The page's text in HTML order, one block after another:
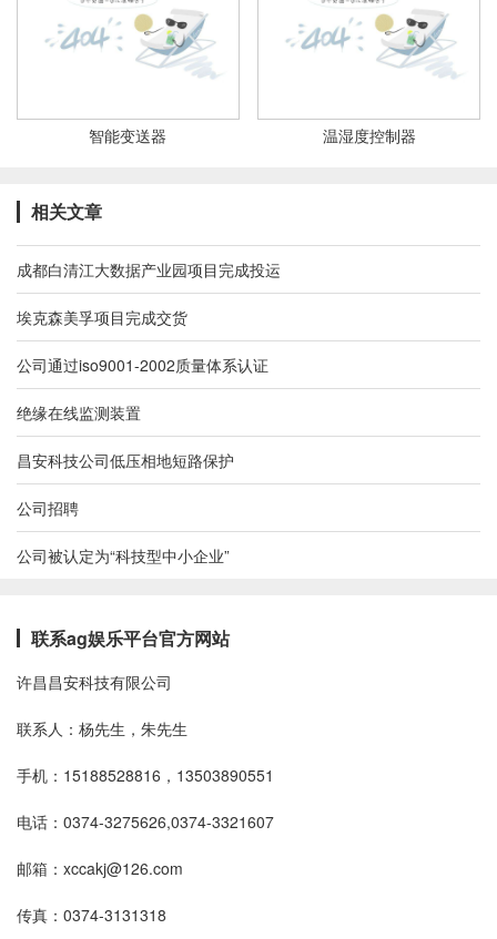
智能变送器 温湿度控制器
相关文章
成都白清江大数据产业园项目完成投运
埃克森美孚项目完成交货
公司通过iso9001-2002质量体系认证
绝缘在线监测装置
昌安科技公司低压相地短路保护
公司招聘
公司被认定为“科技型中小企业”
联系ag娱乐平台官方网站
许昌昌安科技有限公司
联系人：杨先生，朱先生
手机：15188528816，13503890551
电话：0374-3275626,0374-3321607
邮箱： xccakj@126.com
传真：0374-3131318